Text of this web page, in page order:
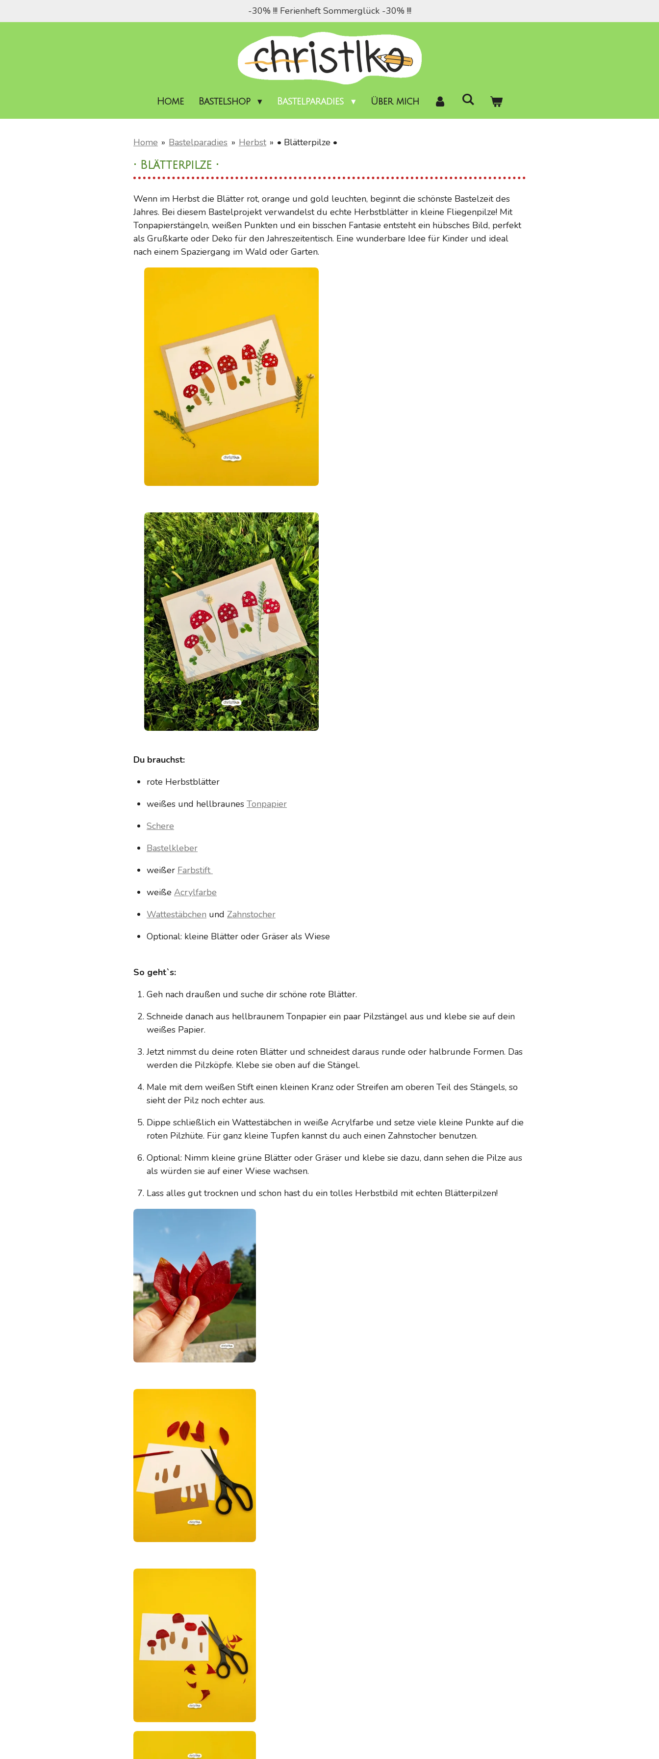
Hauptinhalt
-30% !!! Ferienheft Sommerglück -30% !!!
Home Bastelshop Bastelparadies Über mich
Home » Bastelparadies » Herbst » • Blätterpilze •
• Blätterpilze •
Wenn im Herbst die Blätter rot, orange und gold leuchten, beginnt die schönste Bastelzeit des
Jahres. Bei diesem Bastelprojekt verwandelst du echte Herbstblätter in kleine Fliegenpilze! Mit
Tonpapierstängeln, weißen Punkten und ein bisschen Fantasie entsteht ein hübsches Bild, perfekt
als Grußkarte oder Deko für den Jahreszeitentisch. Eine wunderbare Idee für Kinder und ideal
nach einem Spaziergang im Wald oder Garten.
Du brauchst:
rote Herbstblätter
weißes und hellbraunes Tonpapier
Schere
Bastelkleber
weißer Farbstift
weiße Acrylfarbe
Wattestäbchen und Zahnstocher
Optional: kleine Blätter oder Gräser als Wiese
So geht`s:
Geh nach draußen und suche dir schöne rote Blätter.
Schneide danach aus hellbraunem Tonpapier ein paar Pilzstängel aus und klebe sie auf dein
weißes Papier.
Jetzt nimmst du deine roten Blätter und schneidest daraus runde oder halbrunde Formen. Das
werden die Pilzköpfe. Klebe sie oben auf die Stängel.
Male mit dem weißen Stift einen kleinen Kranz oder Streifen am oberen Teil des Stängels, so
sieht der Pilz noch echter aus.
Dippe schließlich ein Wattestäbchen in weiße Acrylfarbe und setze viele kleine Punkte auf die
roten Pilzhüte. Für ganz kleine Tupfen kannst du auch einen Zahnstocher benutzen.
Optional: Nimm kleine grüne Blätter oder Gräser und klebe sie dazu, dann sehen die Pilze aus
als würden sie auf einer Wiese wachsen.
Lass alles gut trocknen und schon hast du ein tolles Herbstbild mit echten Blätterpilzen!